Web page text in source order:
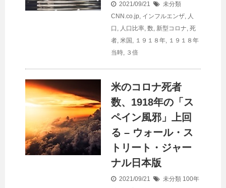
2021/09/21
未分類
CNN.co.jp, インフルエンザ, 人
口 , 人口比率, 数, 新型コロナ, 死
者, 米国 , １９１８年, １９１８年
当時, ３倍
米のコロナ死者
数、1918年の「ス
ペイン風邪」上回
る – ウォール・ス
トリート・ジャー
ナル日本版
2021/09/21 未分類 100年